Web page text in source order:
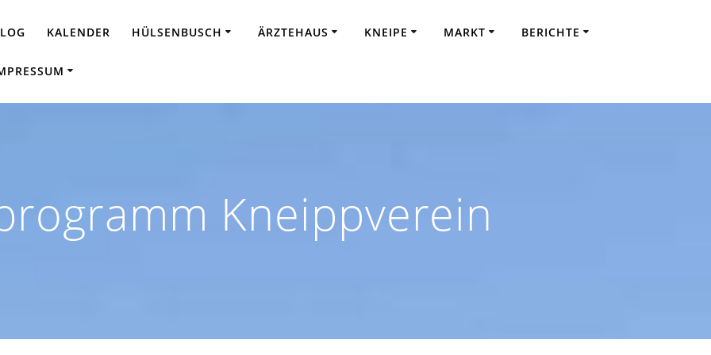
KALENDER HÜLSENBUSCH ÄRZTEHAUS KNEIPE MARKT BERICHTE
Kneippverein